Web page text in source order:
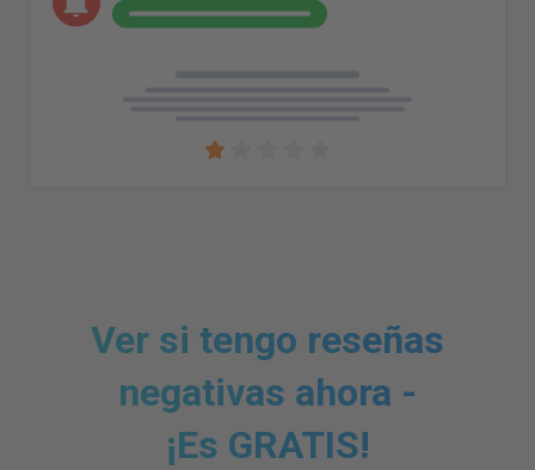
Ver si tengo reseñas
negativas ahora -
¡Es GRATIS!